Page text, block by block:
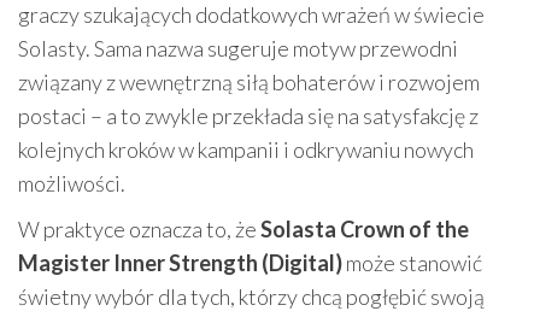
graczy szukających dodatkowych wrażeń w świecie
Solasty. Sama nazwa sugeruje motyw przewodni
związany z wewnętrzną siłą bohaterów i rozwojem
postaci – a to zwykle przekłada się na satysfakcję z
kolejnych kroków w kampanii i odkrywaniu nowych
możliwości.
W praktyce oznacza to, żeSolasta Crown of the
Magister Inner Strength (Digital)może stanowić
świetny wybór dla tych, którzy chcą pogłębić swoją